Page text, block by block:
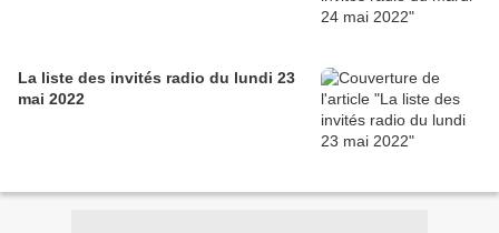
La liste des invités radio du lundi 23
mai 2022